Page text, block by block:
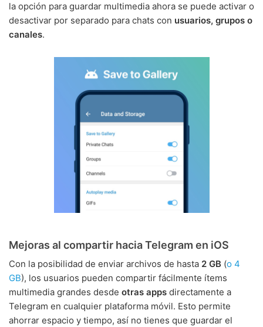
la opción para guardar multimedia ahora se puede activar o
desactivar por separado para chats con usuarios, grupos o
canales.
Mejoras al compartir hacia Telegram en iOS
Con la posibilidad de enviar archivos de hasta 2 GB (o 4
GB), los usuarios pueden compartir fácilmente ítems
multimedia grandes desde otras apps directamente a
Telegram en cualquier plataforma móvil. Esto permite
ahorrar espacio y tiempo, así no tienes que guardar el